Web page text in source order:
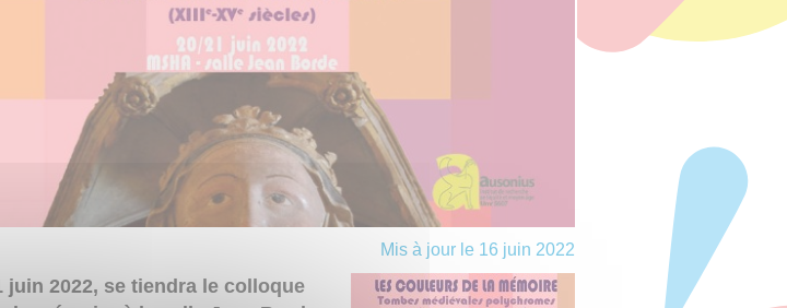
Mis à jour le 16 juin 2022
juin 2022, se tiendra le colloque